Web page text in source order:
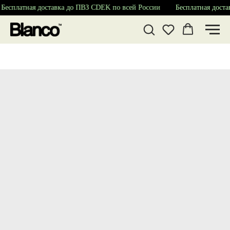
доставка до ПВЗ CDEK по всей России Бесплатная